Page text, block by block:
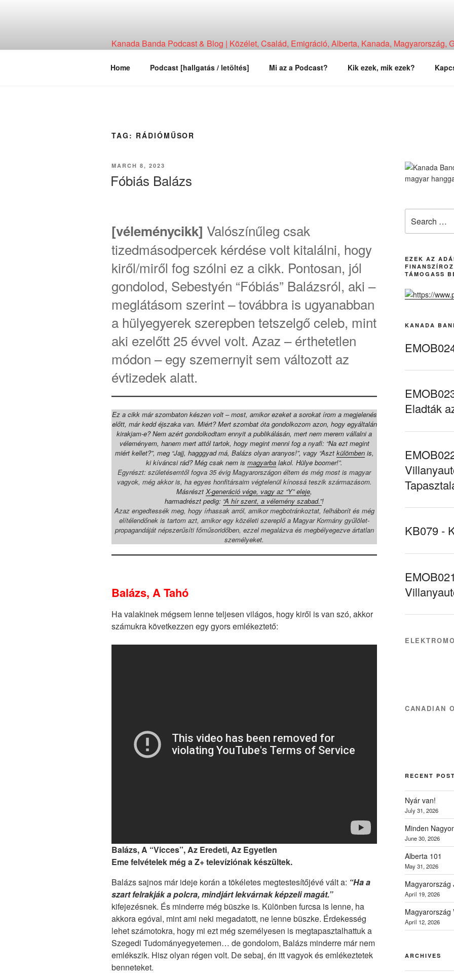
Kanada Banda Podcast & Blog | Közélet, Család, Emigráció, Alberta, Kanada, Magyarország,
Home Podcast [hallgatás / letöltés] Mi az a Podcast? Kik ezek, mik ezek?
TAG: RÁDIÓMŰSOR
POSTED
MARCH 8, 2023
Fóbiás Balázs
[véleménycikk] Valószínűleg csak
tizedmásodpercek kérdése volt kitalálni, hogy
kiről/miről fog szólni ez a cikk. Pontosan, jól
gondolod, Sebestyén “Fóbiás” Balázsról, aki –
meglátásom szerint – továbbra is ugyanabban
a hülyegyerek szerepben tetszelgő celeb, mint
aki ezelőtt 25 évvel volt. Azaz – érthetetlen
módon – egy szemernyit sem változott az
évtizedek alatt.
Ez a cikk már szombaton készen volt – most, amikor ezeket a sorokat írom a megjelenés
előtt, már kedd éjszaka van. Miért? Mert szombat óta gondolkozom azon, hogy egyáltalán
kirakjam-e? Nem azért gondolkodtam ennyit a publikálásán, mert nem merem vállalni a
véleményem, hanem mert attól tartok, hogy megint menni fog a nyafi: “Na ezt megint
miért kellet?”, meg “Jajj, hagggyad má, Balázs olyan aranyos!”, vagy “Aszt külömbenis,
ki kíváncsi rád? Még csak nem ismagyarba lakol. Hülye boomer!”.
Egyrészt: születésemtől fogva 35 évig Magyarországon éltem és még most is magyar
vagyok, még akkor is, ha egyes honfitársaim végtelenül kínossá teszik származásom.
MásrésztX-generáció vége, vagy az “Y” eleje,
harmadrészt pedig: “A hír szent, a vélemény szabad.”!
Azaz engedtessék meg, hogy írhassak arról, amikor megbotránkoztat, felháborít és még
elítélendőnek is tartom azt, amikor egy közéleti szereplő a Magyar Kormány gyűlölet-
propagandáját népszerűsíti főműsoridőben, ezzel megalázva és megbélyegezve ártatlan
személyeket.
Balázs, A Tahó
Ha valakinek mégsem lenne teljesen világos, hogy kiről is van szó, akkor
számukra következzen egy gyors emlékeztető:
Balázs, A “Vicces”, Az Eredeti, Az Egyetlen
Eme felvételek még a Z+ televíziónak készültek.
Balázs sajnos már ideje korán a tökéletes megtestesítőjévé vált a: “Ha a
szart felrakják a polcra, mindjárt lekvárnak képzeli magát.”
kifejezésnek. És minderre még büszke is. Különben furcsa is lenne, ha
akkora egóval, mint ami neki megadatott, ne lenne büszke. Érdekesség
lehet számotokra, hogy mi ezt még személyesen is megtapasztalhattuk a
Szegedi Tudományegyetemen… de gondolom, Balázs minderre már nem
emlékszik. Hisz olyan régen volt. De sebaj, én itt vagyok és emlékeztetek
benneteket.
for:
EZEK AZ
TÁMOGASS
KANADA
Eladták
KB079 -
CANADIAN
RECENT
Nyár van!
July 31, 2026
Minden
June 30, 2026
Alberta 101
May 31, 2026
Magyarország
April 19, 2026
Magyarország
April 12, 2026
ARCHIVES